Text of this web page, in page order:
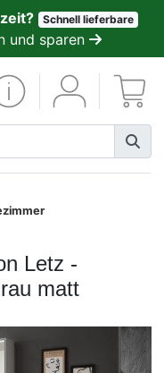
Schnell lieferbare
und sparen
Letz -
matt